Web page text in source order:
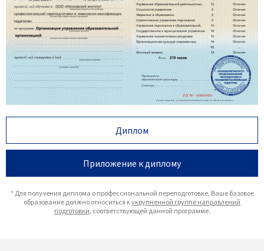
Диплом
Приложение к диплому
* Для получения диплома о профессиональной переподготовке, Ваше базовое
образование должно относиться кукрупненной группе направлений
подготовки , соответствующей данной программе.